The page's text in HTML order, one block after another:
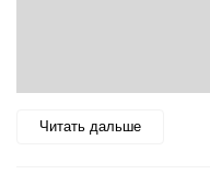
Читать дальше